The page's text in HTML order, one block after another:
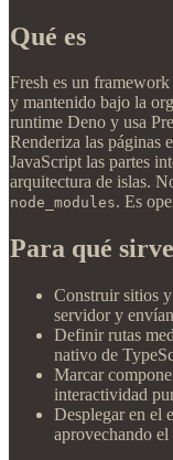
Qué es
Fresh es un
y mantenido bajo la
runtime Deno y usa
Renderiza las páginas
JavaScript las partes
arquitectura de islas.
node_modules. Es
Para qué sirve
Construir sitios
servidor y
Definir rutas
nativo de
Marcar
interactividad
Desplegar en el
aprovechando